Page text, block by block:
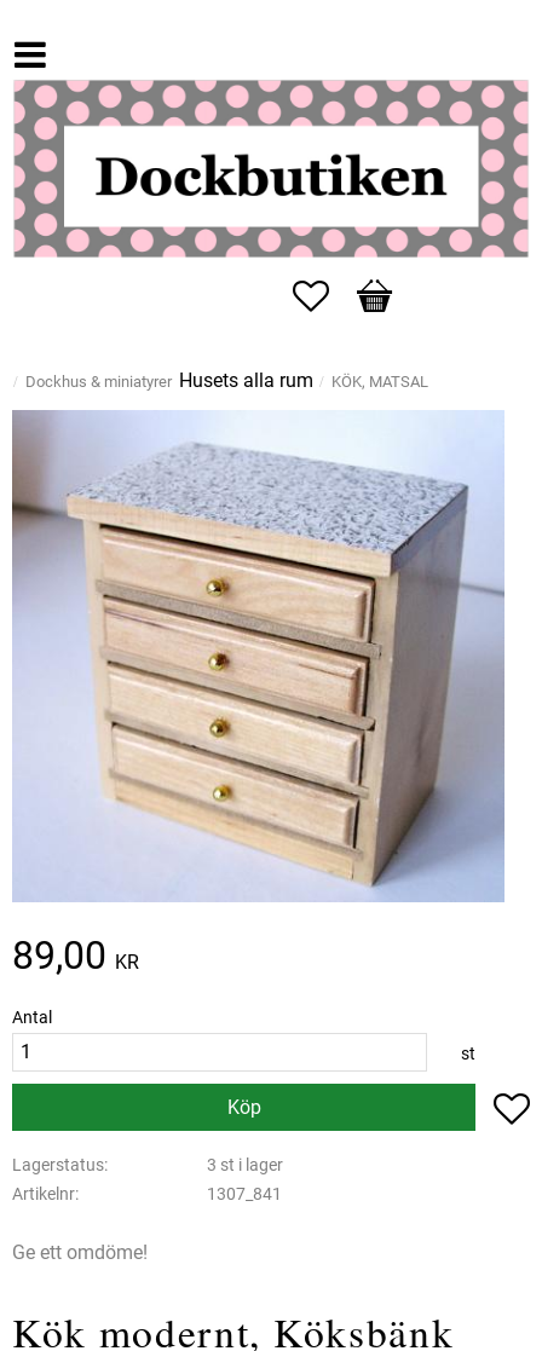
Favoriter
Kundvagn
Dockhus & miniatyrer Husets alla rum KÖK, MATSAL
89,00 KR
Antal
st
Köp
Lagerstatus
3 st i lager
Artikelnr
1307_841
Ge ett omdöme!
Kök modernt, Köksbänk